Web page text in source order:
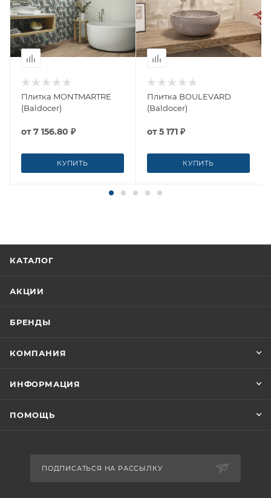
Плитка MONTMARTRE
(Baldocer)
от7 156.80 ₽
КУПИТЬ
Плитка BOULEVARD
(Baldocer)
от5 171 ₽
КУПИТЬ
КАТАЛОГ
АКЦИИ
БРЕНДЫ
КОМПАНИЯ
ИНФОРМАЦИЯ
ПОМОЩЬ
ПОДПИСАТЬСЯ НА РАССЫЛКУ